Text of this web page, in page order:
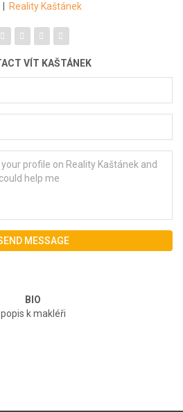
Reality Kaštánek
VÍT KAŠTÁNEK
MESSAGE
BIO
popis k makléři